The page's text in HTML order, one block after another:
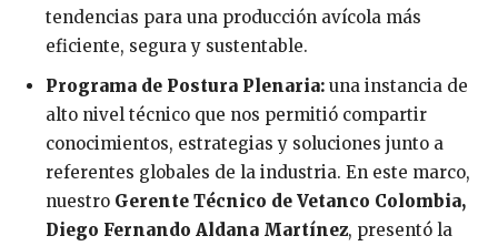
tendencias para una producción avícola más
eficiente, segura y sustentable.
Programa de Postura Plenaria: una instancia de
alto nivel técnico que nos permitió compartir
conocimientos, estrategias y soluciones junto a
referentes globales de la industria. En este marco,
nuestro Gerente Técnico de Vetanco Colombia,
Diego Fernando Aldana Martínez, presentó la